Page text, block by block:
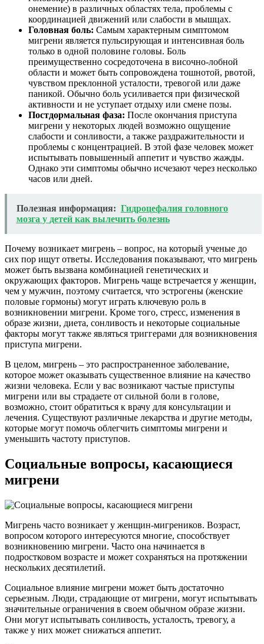
онемение) в различных областях тела, проблемы с
координацией движений или слабости в мышцах.
Головная боль: Самым характерным симптомом
мигрени является пульсирующая и интенсивная боль
только в одной половине головы. Боль
преимущественно сосредоточена в височно-лобной
области и может быть сопровождена тошнотой, рвотой,
чувством преклонной усталости, тревогой или даже
паникой. Обычно боль усиливается при физической
активности и не уступает отдыху или смене позы.
Постдормальная фаза: После окончания приступа
мигрени у некоторых людей возможно ощущение
слабости и сонливости, а также раздражительности и
проблемы с концентрацией. В этой фазе человек может
испытывать повышенный аппетит и чувство жажды.
Однако эти симптомы обычно исчезают через несколько
часов или дней.
Полезная информация: Гидроцефалия головного
мозга у детей как вылечить болезнь
Почему возникает мигрень – вопрос, на который ученые до
сих пор ищут ответы. Исследования показывают, что мигрень
может быть вызвана комбинацией генетических и
окружающих факторов. Мигрень чаще встречается у женщин,
чем у мужчин, поэтому считается, что эстрогены (женские
половые гормоны) могут играть ключевую роль в
возникновении мигрени. Кроме того, стресс, изменения в
образе жизни, диета, сонливость и некоторые социальные
факторы могут также являться триггерами для возникновения
приступа мигрени.
В целом, мигрень – это распространенное заболевание,
которое может оказывать существенное влияние на качество
жизни человека. Если у вас возникают частые приступы
мигрени или вы страдаете от сильной боли в голове,
возможно, стоит обратиться к врачу для консультации и
лечения. Существуют различные лекарства и другие методы,
которые могут помочь облегчить симптомы мигрени и
уменьшить частоту приступов.
Социальные вопросы, касающиеся
мигрени
Мигрень часто возникает у женщин-мигреников. Возраст,
вопросом которого интересуются многие, способствует
возникновению мигрени. Часто она начинается в
подростковом возрасте и может сохраняться на протяжении
нескольких десятилетий.
Социальное влияние мигрени может быть достаточно
серьезным. Люди, страдающие от мигрени, могут испытывать
значительные ограничения в своем обычном образе жизни.
Они могут испытывать сонливость, усталость, тревогу, а
также у них может снижаться аппетит.